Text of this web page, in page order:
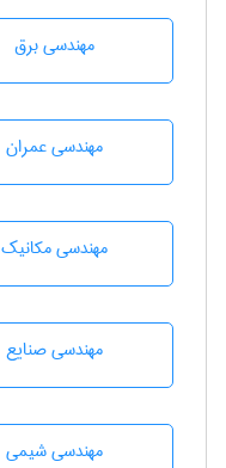
مهندسی برق
مهندسی عمران
مهندسی مکانیک
مهندسی صنايع
مهندسي شيمی